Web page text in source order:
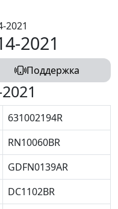
2021
2021
Поддержка
631002194R
RN10060BR
GDFN0139AR
DC1102BR